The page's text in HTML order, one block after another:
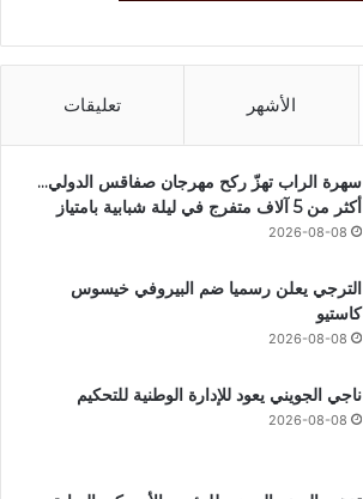
الأشهر تعليقات
سهرة الراب تهزّ ركح مهرجان صفاقس الدولي…
أكثر من 5 آلاف متفرج في ليلة شبابية بامتياز
2026-08-08
الترجي يعلن رسميا ضم البيروفي خيسوس
كاستيو
2026-08-08
ناجي الجويني يعود للإدارة الوطنية للتحكيم
2026-08-08